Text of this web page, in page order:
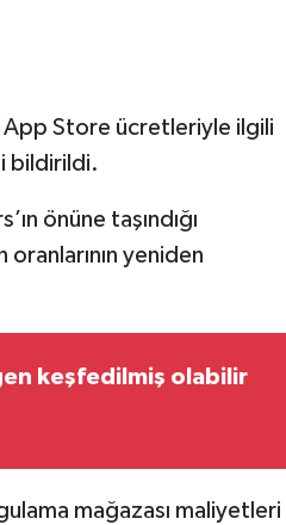
App Store ücretleriyle ilgili
bildirildi.
önüne taşındığı
oranlarının yeniden
keşfedilmiş olabilir
mağazası maliyetleri